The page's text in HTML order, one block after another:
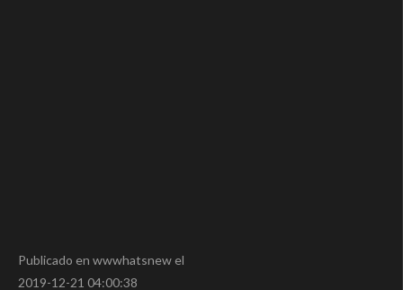
Publicado en wwwhatsnew el
2019-12-21 04:00:38